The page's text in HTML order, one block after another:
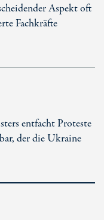
Aspekt oft
Fachkräfte
entfacht Proteste
der die Ukraine